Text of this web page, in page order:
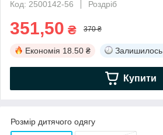
Код: 2500142-56
Роздріб
351,50 ₴ 370 ₴
Економія 18.50 ₴ Залишилось
Купити
Розмір дитячого одягу